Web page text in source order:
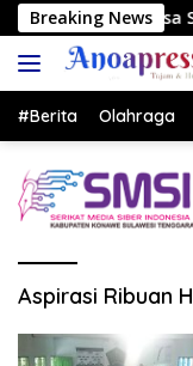
Langsung
ke
konten
Breaking News
Sidang III Tahun
#Berita Olahraga
Aspirasi Ribuan